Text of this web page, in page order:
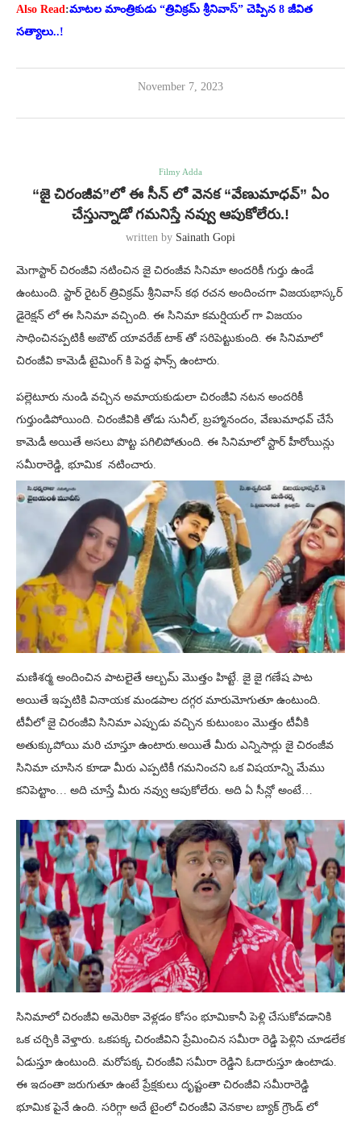
Also Read :మాటల మాంత్రికుడు “త్రివిక్రమ్ శ్రీనివాస్” చెప్పిన 8 జీవిత
సత్యాలు..!
November 7, 2023
Filmy Adda
“జై చిరంజీవ”లో ఈ సీన్ లో వెనక “వేణుమాధవ్” ఏం
చేస్తున్నాడో గమనిస్తే నవ్వు ఆపుకోలేరు.!
written by Sainath Gopi
మెగాస్టార్ చిరంజీవి నటించిన జై చిరంజీవ సినిమా అందరికీ గుర్తు ఉండే
ఉంటుంది. స్టార్ రైటర్ త్రివిక్రమ్ శ్రీనివాస్ కథ రచన అందించగా విజయభాస్కర్
డైరెక్షన్ లో ఈ సినిమా వచ్చింది. ఈ సినిమా కమర్షియల్ గా విజయం
సాధించినప్పటికీ అబౌట్ యావరేజ్ టాక్ తో సరిపెట్టుకుంది. ఈ సినిమాలో
చిరంజీవి కామెడీ టైమింగ్ కి పెద్ద ఫాన్స్ ఉంటారు.
పల్లెటూరు నుండి వచ్చిన అమాయకుడులా చిరంజీవి నటన అందరికీ
గుర్తుండిపోయింది. చిరంజీవికి తోడు సునీల్, బ్రహ్మానందం, వేణుమాధవ్ చేసే
కామెడీ అయితే అసలు పొట్ట పగిలిపోతుంది. ఈ సినిమాలో స్టార్ హీరోయిన్లు
సమీరారెడ్డి, భూమిక నటించారు.
మణిశర్మ అందించిన పాటలైతే ఆల్బమ్ మొత్తం హిట్టే. జై జై గణేష పాట
అయితే ఇప్పటికి వినాయక మండపాల దగ్గర మారుమోగుతూ ఉంటుంది.
టీవీలో జై చిరంజీవి సినిమా ఎప్పుడు వచ్చిన కుటుంబం మొత్తం టీవీకి
అతుక్కుపోయి మరి చూస్తూ ఉంటారు.అయితే మీరు ఎన్నిసార్లు జై చిరంజీవ
సినిమా చూసిన కూడా మీరు ఎప్పటికీ గమనించని ఒక విషయాన్ని మేము
కనిపెట్టాం… అది చూస్తే మీరు నవ్వు ఆపుకోలేరు. అది ఏ సీన్లో అంటే…
సినిమాలో చిరంజీవి అమెరికా వెళ్లడం కోసం భూమికానీ పెళ్లి చేసుకోవడానికి
ఒక చర్చికి వెళ్తారు. ఒకపక్క చిరంజీవిని ప్రేమించిన సమీరా రెడ్డి పెళ్లిని చూడలేక
ఏడుస్తూ ఉంటుంది. మరోపక్క చిరంజీవి సమీరా రెడ్డిని ఓదారుస్తూ ఉంటాడు.
ఈ ఇదంతా జరుగుతూ ఉంటే ప్రేక్షకులు దృష్టంతా చిరంజీవి సమీరారెడ్డి
భూమిక పైనే ఉంది. సరిగ్గా అదే టైంలో చిరంజీవి వెనకాల బ్యాక్ గ్రౌండ్ లో